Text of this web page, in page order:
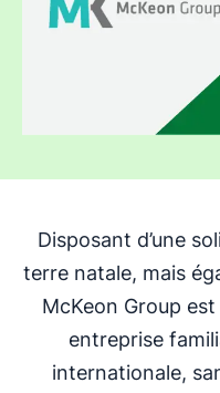
Disposant d’une
terre natale, mais
McKeon Group
entreprise
internationale,